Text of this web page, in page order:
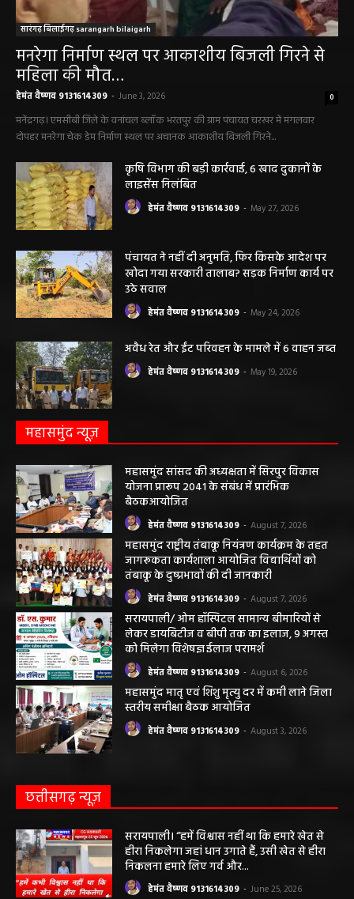
सारंगढ़ बिलाईगढ़ sarangarh bilaigarh
मनरेगा निर्माण स्थल पर आकाशीय बिजली गिरने से
महिला की मौत…
हेमंत वैष्णव 9131614309 - June 3, 2026 0
मनेंद्रगढ़। एमसीबी जिले के वनांचल ब्लॉक भरतपुर की ग्राम पंचायत चरखर में मंगलवार
दोपहर मनरेगा चेक डेम निर्माण स्थल पर अचानक आकाशीय बिजली गिरने...
कृषि विभाग की बड़ी कार्रवाई, 6 खाद दुकानों के
लाइसेंस निलंबित
हेमंत वैष्णव 9131614309 - May 27, 2026
पंचायत ने नहीं दी अनुमति, फिर किसके आदेश पर
खोदा गया सरकारी तालाब? सड़क निर्माण कार्य पर
उठे सवाल
हेमंत वैष्णव 9131614309 - May 24, 2026
अवैध रेत और ईंट परिवहन के मामले में 6 वाहन जब्त
हेमंत वैष्णव 9131614309 - May 19, 2026
महासमुंद न्यूज़
महासमुंद सांसद की अध्यक्षता में सिरपुर विकास
योजना प्रारूप 2041 के संबंध में प्रारंभिक
बैठकआयोजित
हेमंत वैष्णव 9131614309 - August 7, 2026
महासमुंद राष्ट्रीय तंबाकू नियंत्रण कार्यक्रम के तहत
जागरूकता कार्यशाला आयोजित विद्यार्थियों को
तंबाकू के दुष्प्रभावों की दी जानकारी
हेमंत वैष्णव 9131614309 - August 7, 2026
सरायपाली/ ओम हॉस्पिटल सामान्य बीमारियों से
लेकर डायबिटीज व बीपी तक का इलाज, 9 अगस्त
को मिलेगा विशेषज्ञ ईलाज परामर्श
हेमंत वैष्णव 9131614309 - August 6, 2026
महासमुंद मातृ एवं शिशु मृत्यु दर में कमी लाने जिला
स्तरीय समीक्षा बैठक आयोजित
हेमंत वैष्णव 9131614309 - August 3, 2026
छत्तीसगढ़ न्यूज़
सरायपाली। “हमें विश्वास नहीं था कि हमारे खेत से
हीरा निकलेगा जहां धान उगाते हैं, उसी खेत से हीरा
निकलना हमारे लिए गर्व और...
हेमंत वैष्णव 9131614309 - June 25, 2026